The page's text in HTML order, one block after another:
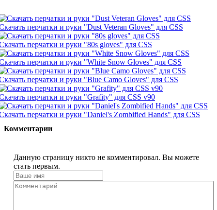
перчатки и руки "Dust Veteran Gloves" для CSS
перчатки и руки "80s gloves" для CSS
перчатки и руки "White Snow Gloves" для CSS
перчатки и руки "Blue Camo Gloves" для CSS
перчатки и руки "Grafity" для CSS v90
перчатки и руки "Daniel's Zombified Hands" для CSS
Комментарии
Данную страницу никто не комментировал. Вы можете
стать первым.